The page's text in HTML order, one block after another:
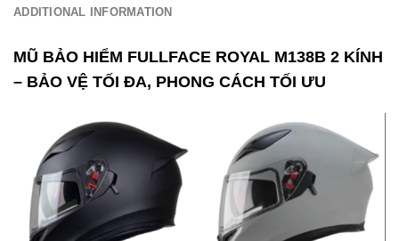
ADDITIONAL INFORMATION
MŨ BẢO HIỂM FULLFACE ROYAL M138B 2 KÍNH
– BẢO VỆ TỐI ĐA, PHONG CÁCH TỐI ƯU